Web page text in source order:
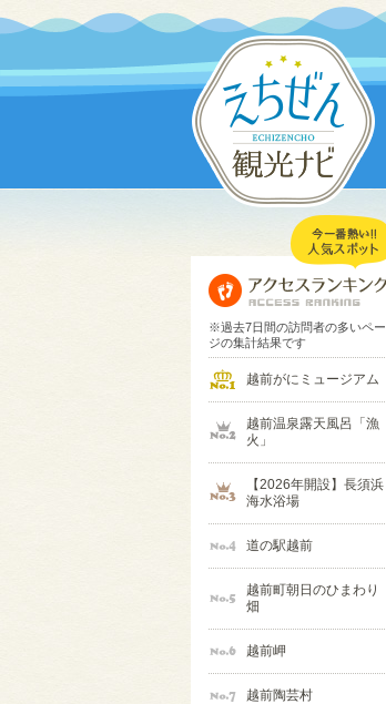
※過去7日間の訪問者の多いペー
ジの集計結果です
越前がにミュージアム
越前温泉露天風呂「漁
火」
【2026年開設】長須浜
海水浴場
道の駅越前
越前町朝日のひまわり
畑
越前岬
越前陶芸村